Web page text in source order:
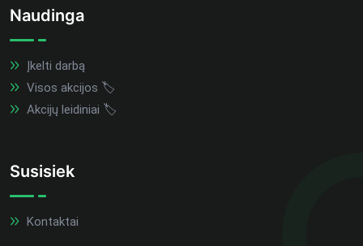
Naudinga
Įkelti darbą
Visos akcijos 🏷️
Akcijų leidiniai 🏷️
Susisiek
Kontaktai